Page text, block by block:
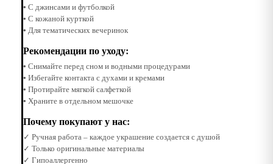
• С джинсами и футболкой
• С кожаной курткой
• Для тематических вечеринок
Рекомендации по уходу:
• Снимайте перед сном и водными процедурами
• Избегайте контакта с духами и кремами
• Протирайте мягкой салфеткой
• Храните в отдельном мешочке
Почему покупают у нас:
✓ Ручная работа – каждое украшение создается с душой
✓ Только оригинальные материалы
✓ Гипоаллергенно